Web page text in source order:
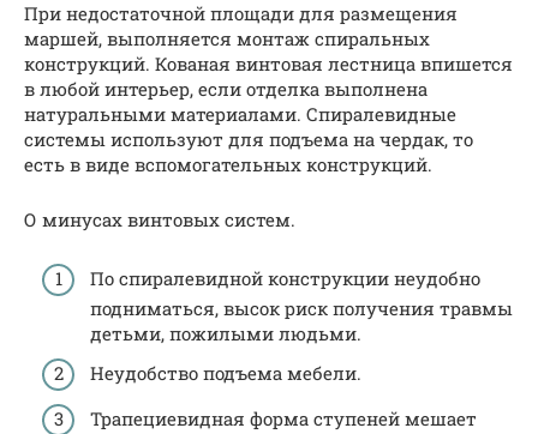
При недостаточной площади для размещения
маршей, выполняется монтаж спиральных
конструкций. Кованая винтовая лестница впишется
в любой интерьер, если отделка выполнена
натуральными материалами. Спиралевидные
системы используют для подъема на чердак, то
есть в виде вспомогательных конструкций.
О минусах винтовых систем.
По спиралевидной конструкции неудобно
подниматься, высок риск получения травмы
детьми, пожилыми людьми.
Неудобство подъема мебели.
Трапециевидная форма ступеней мешает